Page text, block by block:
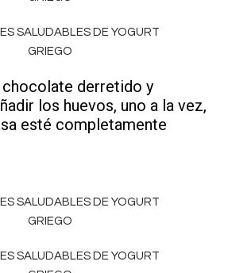
derretido y
los huevos, uno a la vez,
esté completamente